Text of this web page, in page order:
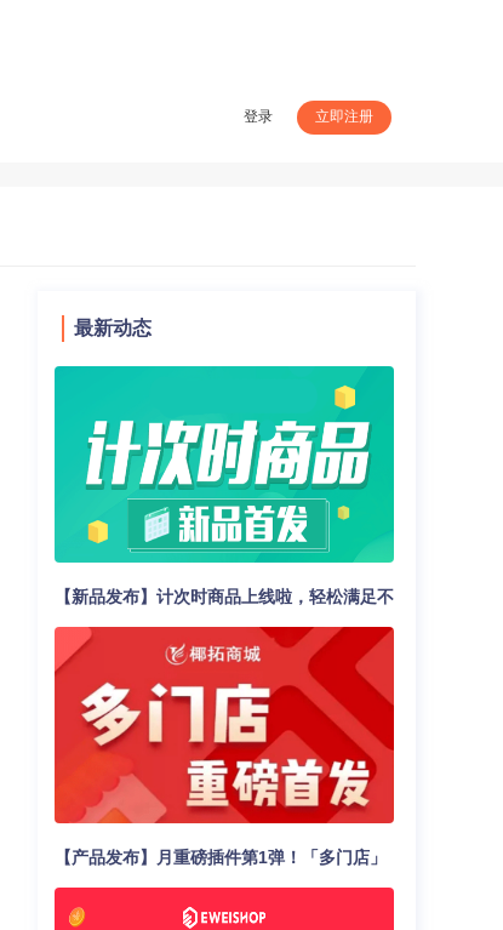
登录 立即注册
最新动态
【新品发布】计次时商品上线啦，轻松满足不
同核销场景！
【产品发布】月重磅插件第1弹！「多门店」
震撼发布，助力商家业绩轻松翻倍！